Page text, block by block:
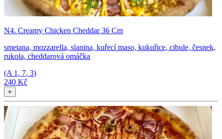
N4. Creamy Chicken Cheddar 36 Cm
smetana, mozzarella, slanina, kuřecí maso, kukuřice, cibule, česnek,
rukola, cheddarová omáčka
(A 1, 7, 3)
240 Kč
+